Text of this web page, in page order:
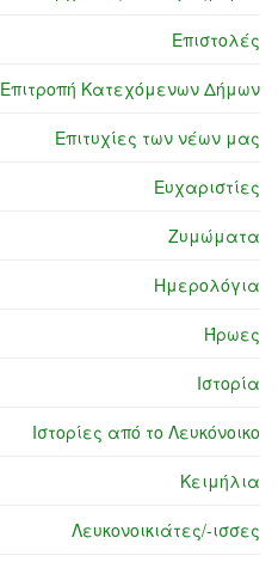
Επιστολές
Επιτροπή Κατεχόμενων Δήμων
Επιτυχίες των νέων μας
Ευχαριστίες
Ζυμώματα
Ημερολόγια
Ήρωες
Ιστορία
Ιστορίες από το Λευκόνοικο
Κειμήλια
Λευκονοικιάτες/-ισσες